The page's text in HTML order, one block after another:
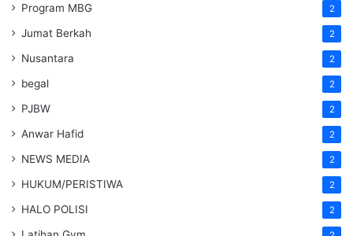
Program MBG 2
Jumat Berkah 2
Nusantara 2
begal 2
PJBW 2
Anwar Hafid 2
NEWS MEDIA 2
HUKUM/PERISTIWA 2
HALO POLISI 2